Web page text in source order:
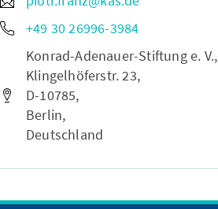
+49 30 26996-3984
Konrad-Adenauer-Stiftung e. V.,
Klingelhöferstr. 23,
D-10785,
Berlin,
Deutschland